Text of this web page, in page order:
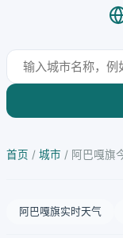
首页 / 城市 / 阿巴嘎旗
阿巴嘎旗实时天气